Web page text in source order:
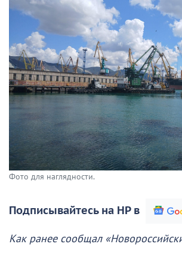
Фото для наглядности.
Подписывайтесь на НР в
Как ранее сообщал